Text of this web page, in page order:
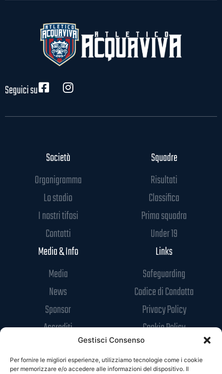
Gestisci Consenso
Per fornire le migliori esperienze, utilizziamo tecnologie come i cookie
per memorizzare e/o accedere alle informazioni del dispositivo. Il
Seguici su
Società
Organigramma
Lo stadio
I nostri tifosi
Contatti
Squadre
Risultati
Classifica
Prima squadra
Under 19
Media & Info
Media
News
Sponsor
Accrediti
Links
Safeguarding
Codice di Condotta
Privacy Policy
Cookie Policy